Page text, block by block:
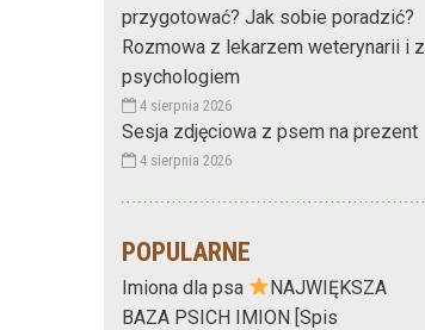
przygotować? Jak sobie poradzić?
Rozmowa z lekarzem weterynarii i z
psychologiem
4 sierpnia 2026
Sesja zdjęciowa z psem na prezent
4 sierpnia 2026
POPULARNE
Imiona dla psa
NAJWIĘKSZA
BAZA PSICH IMION [Spis